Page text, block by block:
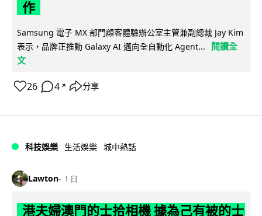
作
Samsung 電子 MX 部門顧客體驗辦公室主管兼副總裁 Jay Kim
表示，品牌正推動 Galaxy AI 邁向全自動化 Agent...
閱讀全
文
26 4 ↗ 分享
科技娛樂 生活娛樂 城中熱話
Lawton 1 日
港夫婦澳門的士拾相機 據為己有被的士